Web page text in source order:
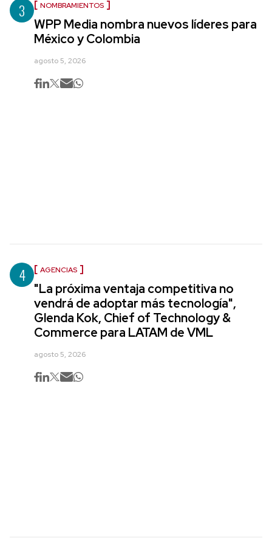
3 NOMBRAMIENTOS
WPP Media nombra nuevos líderes para
México y Colombia
agosto 5, 2026
4 AGENCIAS
"La próxima ventaja competitiva no
vendrá de adoptar más tecnología",
Glenda Kok, Chief of Technology &
Commerce para LATAM de VML
agosto 5, 2026